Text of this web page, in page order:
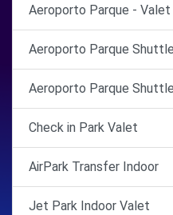
Aeroporto Parque -
Aeroporto Parque
Aeroporto Parque
Check in Park Valet
AirPark Transfer Indoor
Jet Park Indoor Valet